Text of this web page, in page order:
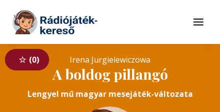
Tovább a tartalomhoz
Menü
0 Irena Jurgielewiczowa
A boldog pillangó
Lengyel mű magyar mesejáték-változata